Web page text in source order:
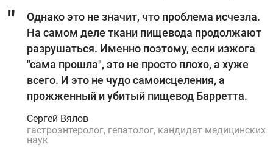
Однако это не значит, что проблема исчезла.
На самом деле ткани пищевода продолжают
разрушаться. Именно поэтому, если изжога
"сама прошла", это не просто плохо, а хуже
всего. И это не чудо самоисцеления, а
прожженный и убитый пищевод Барретта.
Сергей Вялов
гастроэнтеролог, гепатолог, кандидат медицинских
наук